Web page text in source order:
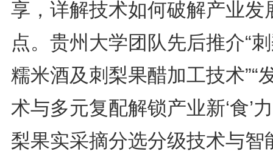
享，详解技术如何破解产业发
点。贵州大学团队先后推介“
糯米酒及刺梨果醋加工技术”“
术与多元复配解锁产业新‘食’力
梨果实采摘分选分级技术与智